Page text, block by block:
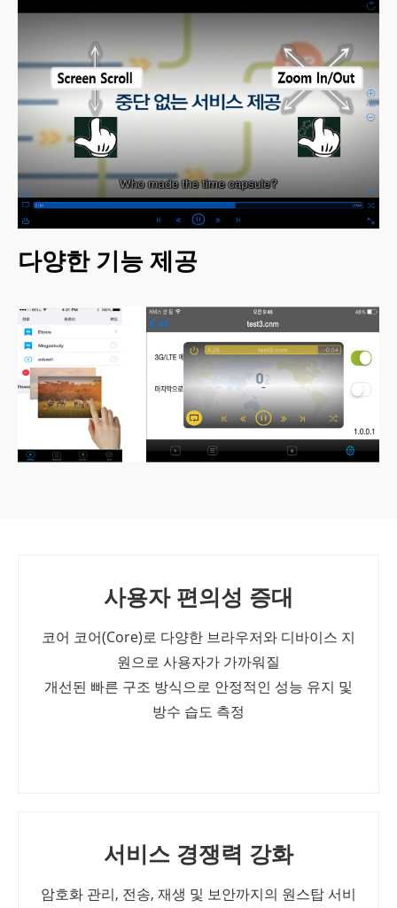
다양한 기능 제공
사용자 편의성 증대
코어 코어(Core)로 다양한 브라우저와 디바이스 지
원으로 사용자가 가까워질
개선된 빠른 구조 방식으로 안정적인 성능 유지 및
방수 습도 측정
서비스 경쟁력 강화
암호화 관리, 전송, 재생 및 보안까지의 원스탑 서비